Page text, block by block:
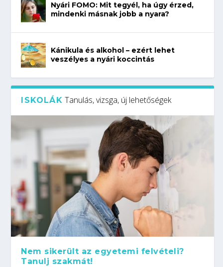
Nyári FOMO: Mit tegyél, ha úgy érzed,
mindenki másnak jobb a nyara?
Kánikula és alkohol – ezért lehet
veszélyes a nyári koccintás
ISKOLÁK Tanulás, vizsga, új lehetőségek
Nem sikerült az egyetemi felvételi?
Tanulj szakmát!